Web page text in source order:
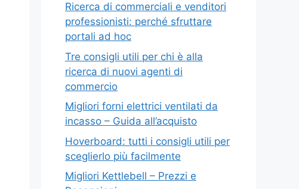
Ricerca di commerciali e venditori
professionisti: perché sfruttare
portali ad hoc
Tre consigli utili per chi è alla
ricerca di nuovi agenti di
commercio
Migliori forni elettrici ventilati da
incasso – Guida all’acquisto
Hoverboard: tutti i consigli utili per
sceglierlo più facilmente
Migliori Kettlebell – Prezzi e